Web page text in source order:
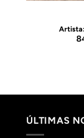
Artista:
ÚLTIMAS